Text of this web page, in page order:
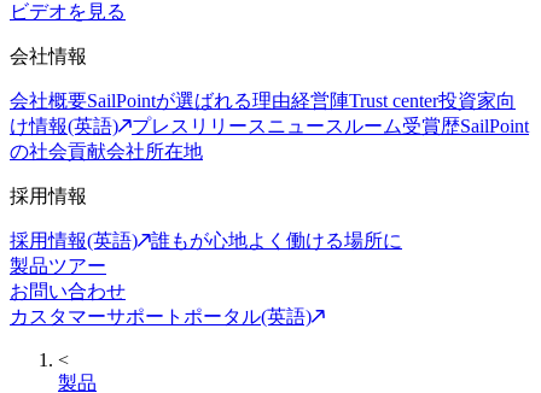
ビデオを見る
会社情報
会社概要SailPointが選ばれる理由経営陣Trust center投資家向
け情報(英語)
プレスリリースニュースルーム受賞歴SailPoint
の社会貢献会社所在地
採用情報
採用情報(英語)
誰もが心地よく働ける場所に
製品ツアー
お問い合わせ
カスタマーサポートポータル(英語)
<
製品